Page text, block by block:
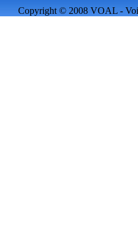
Copyright © 2008 VOAL -